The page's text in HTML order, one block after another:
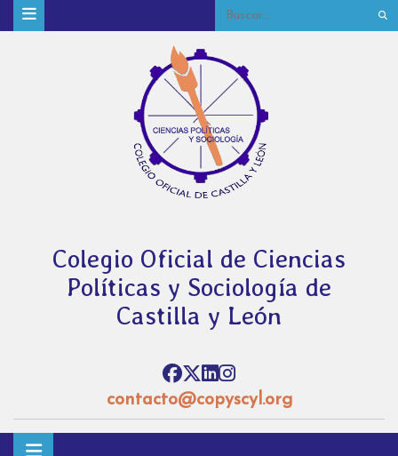
Colegio Oficial de Ciencias
Políticas y Sociología de
Castilla y León
contacto@copyscyl.org